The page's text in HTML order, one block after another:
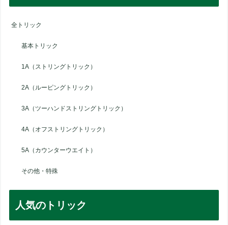
全トリック
基本トリック
1A（ストリングトリック）
2A（ルーピングトリック）
3A（ツーハンドストリングトリック）
4A（オフストリングトリック）
5A（カウンターウエイト）
その他・特殊
人気のトリック